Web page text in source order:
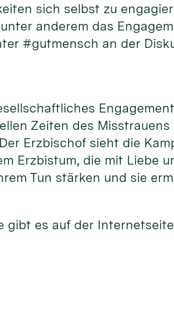
sich selbst zu
anderem das
#gutmensch an der
Zeiten des
Erzbischof sieht die
Erzbistum, die mit Liebe
Tun stärken und sie
gibt es auf der